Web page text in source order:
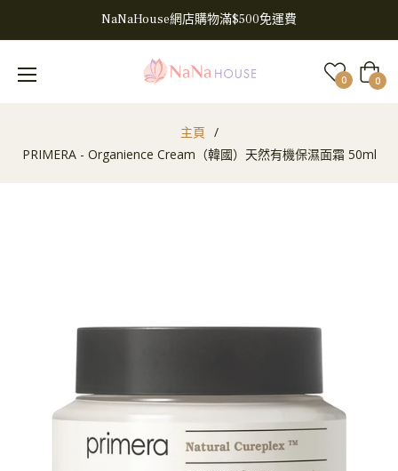
NaNaHouse網店購物滿$500免運費
0 大
車 0
主頁 /
PRIMERA - Organience Cream（韓國）天然有機保濕面霜 50ml